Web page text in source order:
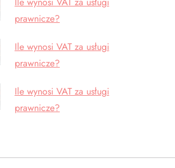
prawnicze?
Ile wynosi VAT za usługi
prawnicze?
Ile wynosi VAT za usługi
prawnicze?